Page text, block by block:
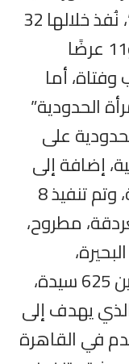
الوادي الجديد، دمياط الجديدة”، نُفذ خلالها 32
جولة ثقافية و 37 ورشة فنية و11 عرضًا
منه 600 شاب وفتاة، أما
الحدودية”
على
إضافة إلى
رفع الوعي بالقضايا المجتمعية، وتم تنفيذ 8
مطروح،
بورسعيد”، وبلغ عدد المستفيدين 625 سيدة،
يهدف إلى
في القاهرة